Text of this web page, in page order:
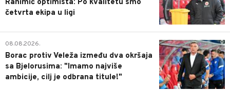
Rahimić optimista: Po kvalitetu smo
četvrta ekipa u ligi
0
08.08.2026.
Borac protiv Veleža između dva okršaja
sa Bjelorusima: "Imamo najviše
ambicije, cilj je odbrana titule!"